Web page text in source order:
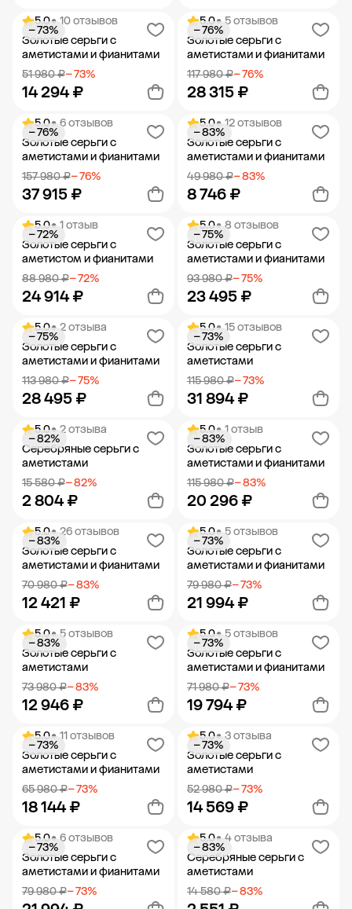
Добавить в корзину Добавить в корзину
5.0• 10 отзывов
Золотые серьги с
аметистами и фианитами
51 980 ₽− 73%
14 294 ₽
− 73%
Добавить в корзину
5.0• 5 отзывов
Золотые серьги с
аметистами и фианитами
117 980 ₽− 76%
28 315 ₽
− 76%
Добавить в корзину
5.0• 6 отзывов
Золотые серьги с
аметистами и фианитами
157 980 ₽− 76%
37 915 ₽
− 76%
Добавить в корзину
5.0• 12 отзывов
Золотые серьги с
аметистами и фианитами
49 980 ₽− 83%
8 746 ₽
− 83%
Добавить в корзину
5.0• 1 отзыв
Золотые серьги с
аметистом и фианитами
88 980 ₽− 72%
24 914 ₽
− 72%
Добавить в корзину
5.0• 8 отзывов
Золотые серьги с
аметистами и фианитами
93 980 ₽− 75%
23 495 ₽
− 75%
Добавить в корзину
5.0• 2 отзыва
Золотые серьги с
аметистами и фианитами
113 980 ₽− 75%
28 495 ₽
− 75%
Добавить в корзину
5.0• 15 отзывов
Золотые серьги с
аметистами
115 980 ₽− 73%
31 894 ₽
− 73%
Добавить в корзину
5.0• 2 отзыва
Серебряные серьги с
аметистами
15 580 ₽− 82%
2 804 ₽
− 82%
Добавить в корзину
5.0• 1 отзыв
Золотые серьги с
аметистами и фианитами
115 980 ₽− 83%
20 296 ₽
− 83%
Добавить в корзину
5.0• 26 отзывов
Золотые серьги с
аметистами и фианитами
70 980 ₽− 83%
12 421 ₽
− 83%
Добавить в корзину
5.0• 5 отзывов
Золотые серьги с
аметистами и фианитами
79 980 ₽− 73%
21 994 ₽
− 73%
Добавить в корзину
5.0• 5 отзывов
Золотые серьги с
аметистами
73 980 ₽− 83%
12 946 ₽
− 83%
Добавить в корзину
5.0• 5 отзывов
Золотые серьги с
аметистами и фианитами
71 980 ₽− 73%
19 794 ₽
− 73%
Добавить в корзину
5.0• 11 отзывов
Золотые серьги с
аметистами и фианитами
65 980 ₽− 73%
18 144 ₽
− 73%
Добавить в корзину
5.0• 3 отзыва
Золотые серьги с
аметистами
52 980 ₽− 73%
14 569 ₽
− 73%
Добавить в корзину
5.0• 6 отзывов
Золотые серьги с
аметистами и фианитами
79 980 ₽− 73%
− 73%
5.0• 4 отзыва
Серебряные серьги с
аметистами
14 580 ₽− 83%
− 83%